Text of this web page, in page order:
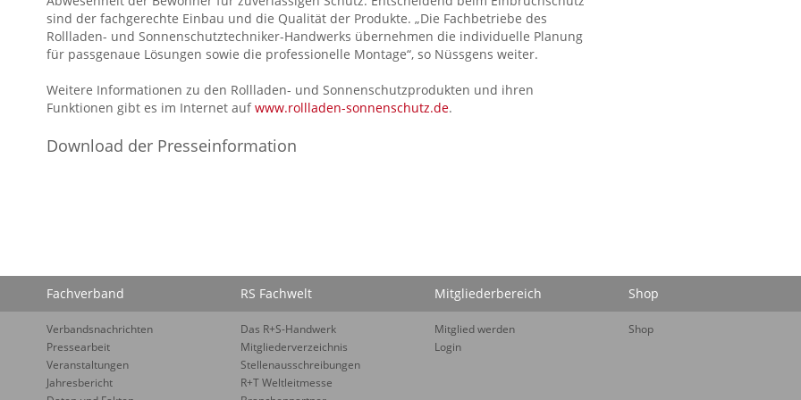
sind der fachgerechte Einbau und die Qualität der Produkte. „Die Fachbetriebe des
Rollladen- und Sonnenschutztechniker-Handwerks übernehmen die individuelle Planung
für passgenaue Lösungen sowie die professionelle Montage“, so Nüssgens weiter.
Weitere Informationen zu den Rollladen- und Sonnenschutzprodukten und ihren
Funktionen gibt es im Internet aufwww.rollladen-sonnenschutz.de.
Download der Presseinformation
Fachverband RS Fachwelt Mitgliederbereich Shop
Verbandsnachrichten
Pressearbeit
Veranstaltungen
Jahresbericht
Das R+S-Handwerk
Mitgliederverzeichnis
Stellenausschreibungen
R+T Weltleitmesse
Mitglied werden
Login
Shop